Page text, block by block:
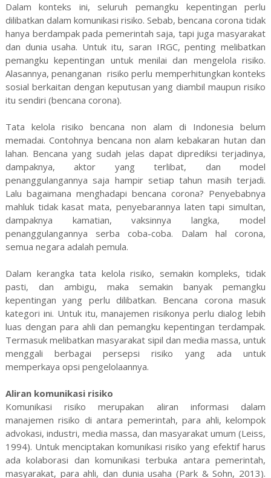
Dalam konteks ini, seluruh pemangku kepentingan perlu
dilibatkan dalam komunikasi risiko. Sebab, bencana corona tidak
hanya berdampak pada pemerintah saja, tapi juga masyarakat
dan dunia usaha. Untuk itu, saran IRGC, penting melibatkan
pemangku kepentingan untuk menilai dan mengelola risiko.
Alasannya, penanganan risiko perlu memperhitungkan konteks
sosial berkaitan dengan keputusan yang diambil maupun risiko
itu sendiri (bencana corona).
Tata kelola risiko bencana non alam di Indonesia belum
memadai. Contohnya bencana non alam kebakaran hutan dan
lahan. Bencana yang sudah jelas dapat diprediksi terjadinya,
dampaknya, aktor yang terlibat, dan model
penanggulangannya saja hampir setiap tahun masih terjadi.
Lalu bagaimana menghadapi bencana corona? Penyebabnya
mahluk tidak kasat mata, penyebarannya laten tapi simultan,
dampaknya kamatian, vaksinnya langka, model
penanggulangannya serba coba-coba. Dalam hal corona,
semua negara adalah pemula.
Dalam kerangka tata kelola risiko, semakin kompleks, tidak
pasti, dan ambigu, maka semakin banyak pemangku
kepentingan yang perlu dilibatkan. Bencana corona masuk
kategori ini. Untuk itu, manajemen risikonya perlu dialog lebih
luas dengan para ahli dan pemangku kepentingan terdampak.
Termasuk melibatkan masyarakat sipil dan media massa, untuk
menggali berbagai persepsi risiko yang ada untuk
memperkaya opsi pengelolaannya.
Aliran komunikasi risiko
Komunikasi risiko merupakan aliran informasi dalam
manajemen risiko di antara pemerintah, para ahli, kelompok
advokasi, industri, media massa, dan masyarakat umum (Leiss,
1994). Untuk menciptakan komunikasi risiko yang efektif harus
ada kolaborasi dan komunikasi terbuka antara pemerintah,
masyarakat, para ahli, dan dunia usaha (Park & Sohn, 2013).